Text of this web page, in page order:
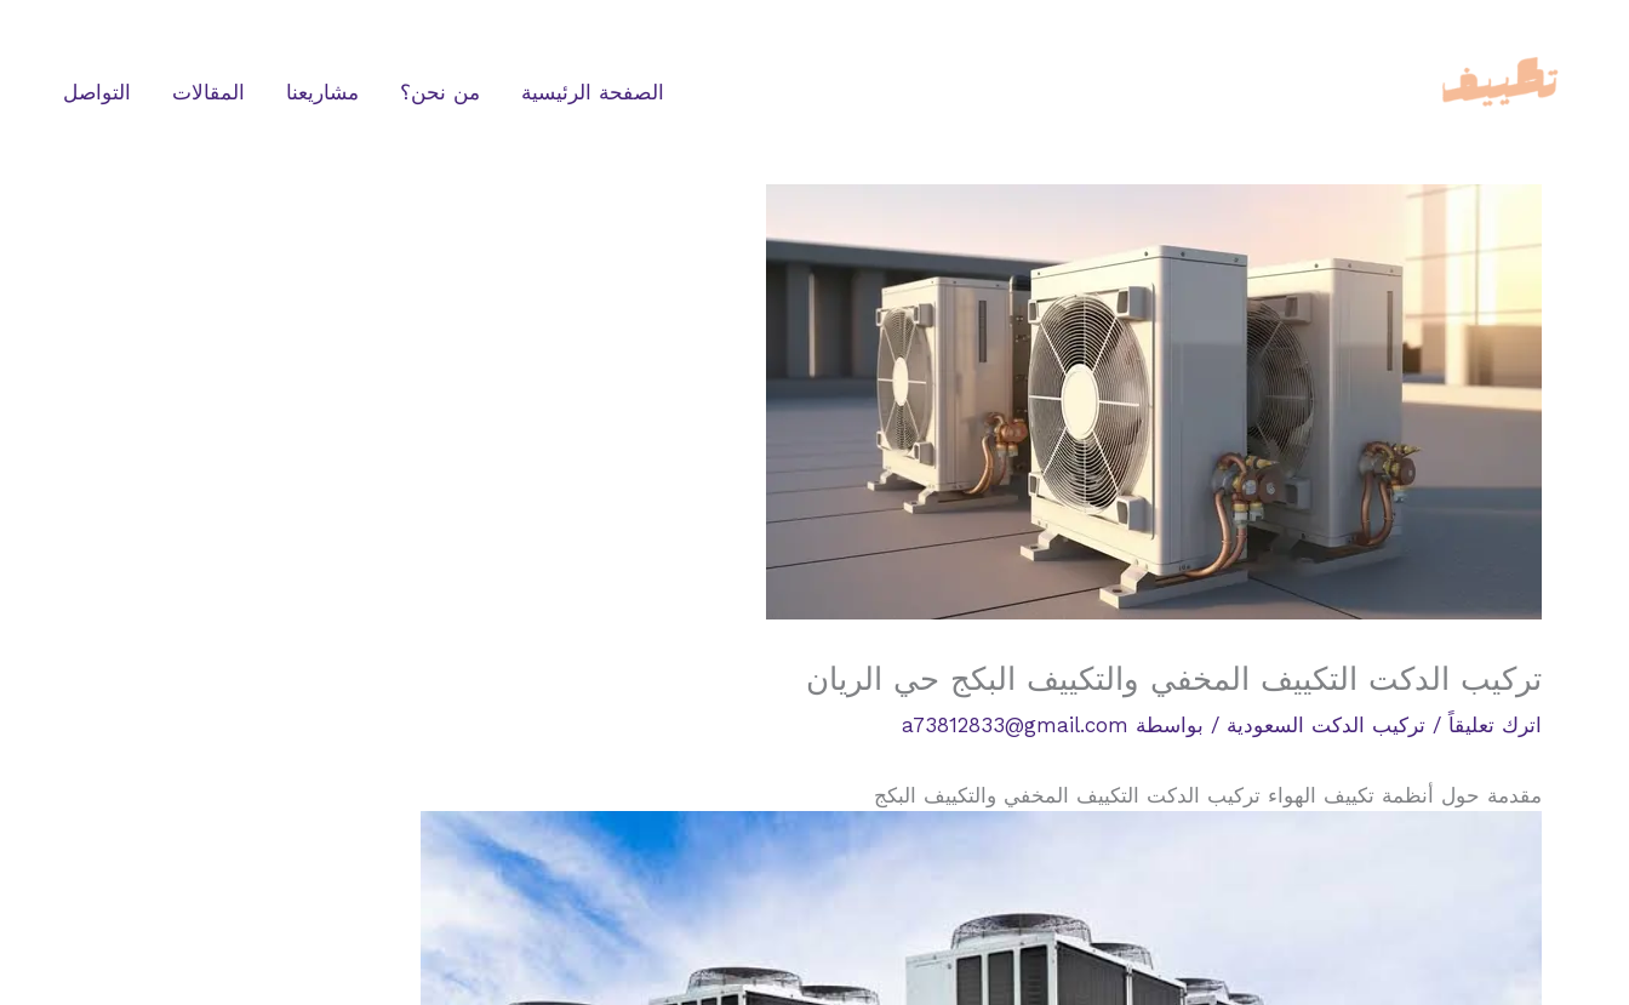
الصفحة الرئيسية من نحن؟ مشاريعنا المقالات التواصل
تركيب الدكت التكييف المخفي والتكييف البكج حي الريان
اترك تعليقاً / تركيب الدكت السعودية / بواسطة a73812833@gmail.com
مقدمة حول أنظمة تكييف الهواء تركيب الدكت التكييف المخفي والتكييف البكج